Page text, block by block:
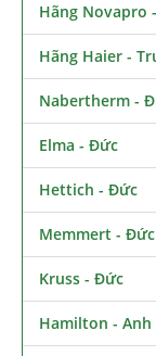
Hãng Novapro
Hãng Haier -
Nabertherm -
Elma - Đức
Hettich - Đức
Memmert - Đức
Kruss - Đức
Hamilton - Anh